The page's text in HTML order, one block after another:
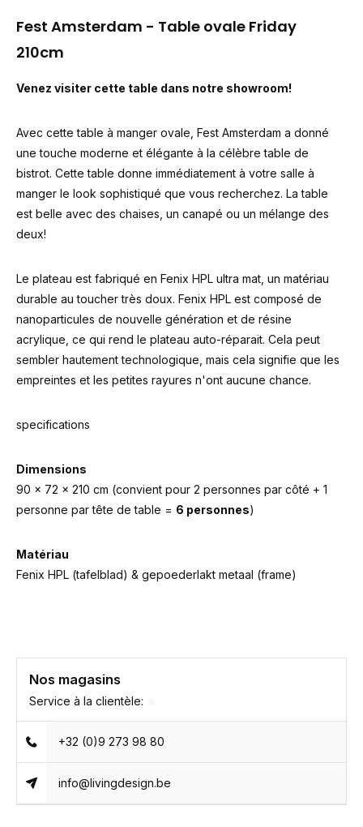
Fest Amsterdam - Table ovale Friday
210cm
Venez visiter cette table dans notre showroom!
Avec cette table à manger ovale, Fest Amsterdam a donné
une touche moderne et élégante à la célèbre table de
bistrot. Cette table donne immédiatement à votre salle à
manger le look sophistiqué que vous recherchez. La table
est belle avec des chaises, un canapé ou un mélange des
deux!
Le plateau est fabriqué en Fenix HPL ultra mat, un matériau
durable au toucher très doux. Fenix HPL est composé de
nanoparticules de nouvelle génération et de résine
acrylique, ce qui rend le plateau auto-réparait. Cela peut
sembler hautement technologique, mais cela signifie que les
empreintes et les petites rayures n'ont aucune chance.
specifications
Dimensions
90 x 72 x 210 cm (convient pour 2 personnes par côté + 1
personne par tête de table = 6 personnes)
Matériau
Fenix HPL (tafelblad) & gepoederlakt metaal (frame)
Nos magasins
Service à la clientèle:
+32 (0)9 273 98 80
info@livingdesign.be